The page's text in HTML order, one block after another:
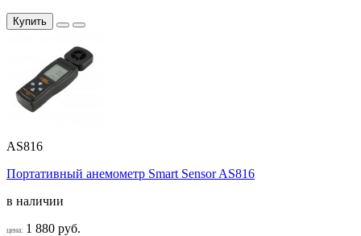
Купить
AS816
Портативный анемометр Smart Sensor AS816
в наличии
цена: 1 880 руб.